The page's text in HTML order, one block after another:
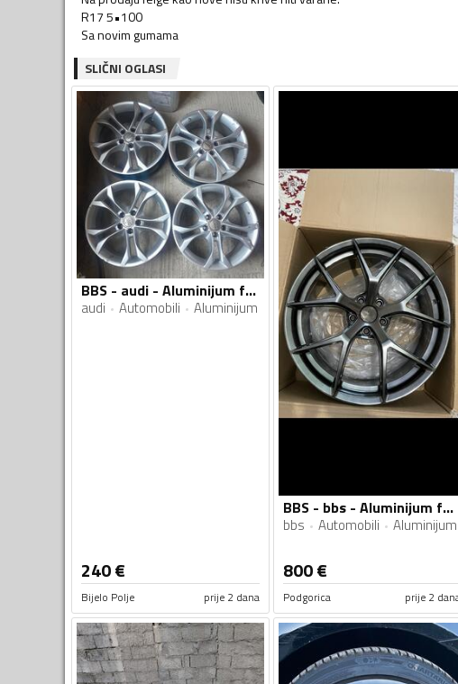
R17 5•100
SLIČNI OGLASI
BBS - audi - Aluminijum felne
audi Automobili Aluminijum
240€
Bijelo Polje prije 2 dana
BBS - bbs - Aluminijum felne
bbs Automobili Aluminijum
800€
Podgorica prije 2